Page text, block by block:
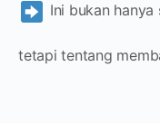
Ini bukan
tetapi tentang